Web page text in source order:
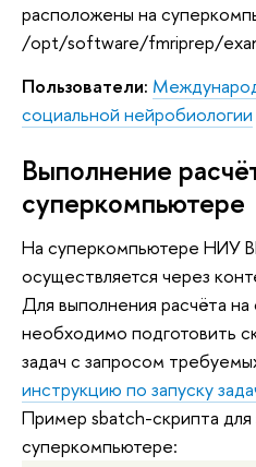
расположены на
/opt/software/fmriprep/
Пользователи:
социальной нейробиологии
Выполнение
суперкомпьютере
На суперкомпьютере НИУ
осуществляется через
Для выполнения расчёта
необходимо подготовить
задач с запросом
инструкцию по запуску
Пример sbatch-скрипта для
суперкомпьютере: